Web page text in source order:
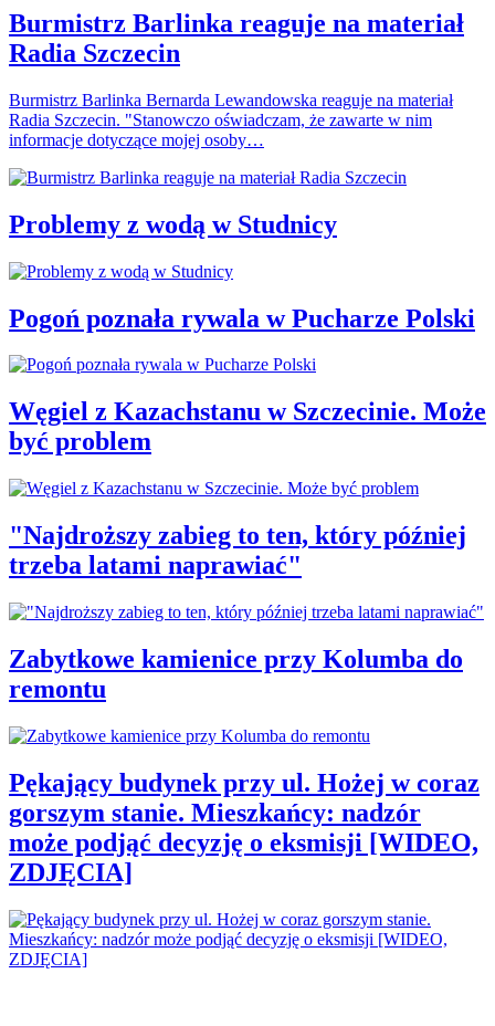
Burmistrz Barlinka reaguje na materiał
Radia Szczecin
Burmistrz Barlinka Bernarda Lewandowska reaguje na materiał
Radia Szczecin. "Stanowczo oświadczam, że zawarte w nim
informacje dotyczące mojej osoby…
Problemy z wodą w Studnicy
Pogoń poznała rywala w Pucharze Polski
Węgiel z Kazachstanu w Szczecinie. Może
być problem
"Najdroższy zabieg to ten, który później
trzeba latami naprawiać"
Zabytkowe kamienice przy Kolumba do
remontu
Pękający budynek przy ul. Hożej w coraz
gorszym stanie. Mieszkańcy: nadzór
może podjąć decyzję o eksmisji [WIDEO,
ZDJĘCIA]